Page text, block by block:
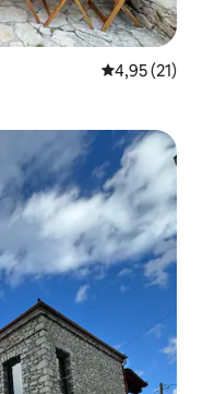
4,95 ud af 5
4,95 (21)